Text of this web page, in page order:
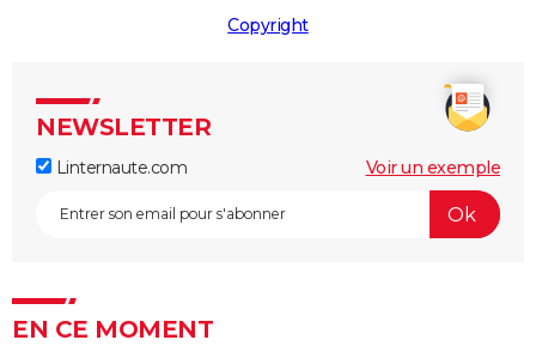
Copyright
NEWSLETTER
Linternaute.com Voir un exemple
EN CE MOMENT